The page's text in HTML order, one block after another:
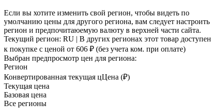
Если вы хотите изменить свой регион, чтобы видеть по
умолчанию цены для другого региона, вам следует настроить
регион и предпочитаюемую валюту в верхней части сайта.
Текущий регион: RU | В других регионах этот товар доступен
к покупке с ценой от 606 ₽ (без учета ком. при оплате)
Выбран предпросмотр цен для региона:
Регион
Конвертированная текущая цЦена (₽)
Текущая цена
Базовая цена
Все регионы